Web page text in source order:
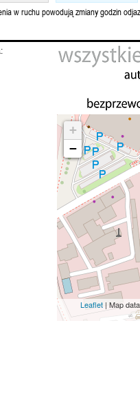
w ruchu powodują zmiany godzin
:
+
−
Leaflet | Map